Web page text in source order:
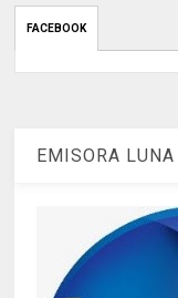
FACEBOOK
EMISORA